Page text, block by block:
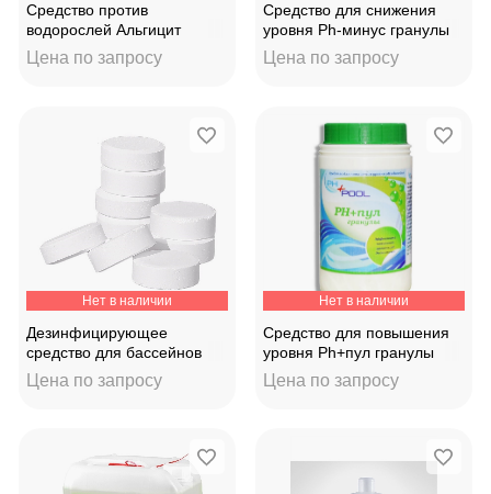
Средство против
водорослей Альгицит
непенящийся "AQUALEON"
5кг
Цена по запросу
Средство для снижения
уровня Ph-минус гранулы
(ведро 1кг)
Цена по запросу
Нет в наличии
Дезинфицирующее
средство для бассейнов
Chemoform Хлор быстрый
20гр. Германия
Цена по запросу
Нет в наличии
Средство для повышения
уровня Ph+пул гранулы
(ведро 1кг) 330011
Цена по запросу